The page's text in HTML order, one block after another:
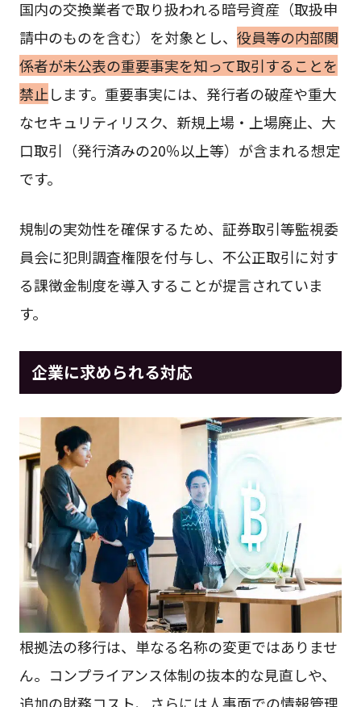
国内の交換業者で取り扱われる暗号資産（取扱申
請中のものを含む）を対象とし、 役員等の内部関
係者が未公表の重要事実を知って取引することを
禁止します。重要事実には、発行者の破産や重大
なセキュリティリスク、新規上場・上場廃止、大
口取引（発行済みの20％以上等）が含まれる想定
です。
規制の実効性を確保するため、証券取引等監視委
員会に犯則調査権限を付与し、不公正取引に対す
る課徴金制度を導入することが提言されていま
す。
企業に求められる対応
根拠法の移行は、単なる名称の変更ではありませ
ん。コンプライアンス体制の抜本的な見直しや、